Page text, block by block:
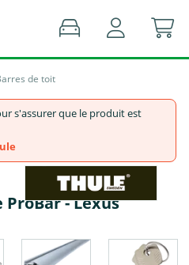
de toit
s'assurer que le produit est
- Lexus